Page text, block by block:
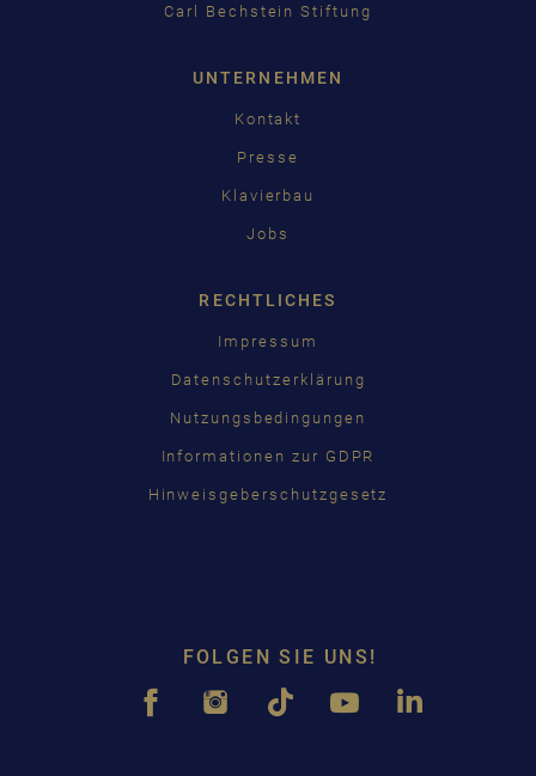
Carl Bechstein Stiftung
UNTERNEHMEN
Kontakt
Presse
Klavierbau
Jobs
RECHTLICHES
Impressum
Datenschutzerklärung
Nutzungsbedingungen
Informationen zur GDPR
Hinweisgeberschutzgesetz
FOLGEN SIE UNS!